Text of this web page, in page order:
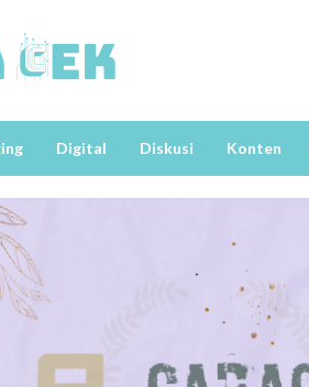
Digital Diskusi Konten